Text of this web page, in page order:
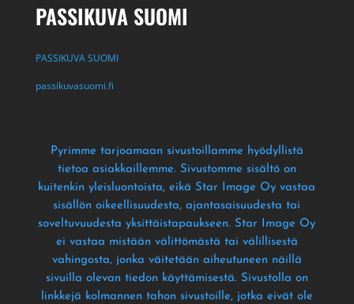
PASSIKUVA SUOMI
PASSIKUVA SUOMI
passikuvasuomi.fi
Pyrimme tarjoamaan sivustoillamme hyödyllistä
tietoa asiakkaillemme. Sivustomme sisältö on
kuitenkin yleisluontoista, eikä Star Image Oy vastaa
sisällön oikeellisuudesta, ajantasaisuudesta tai
soveltuvuudesta yksittäistapaukseen. Star Image Oy
ei vastaa mistään välittömästä tai välillisestä
vahingosta, jonka väitetään aiheutuneen näillä
sivuilla olevan tiedon käyttämisestä. Sivustolla on
linkkejä kolmannen tahon sivustoille, jotka eivät ole